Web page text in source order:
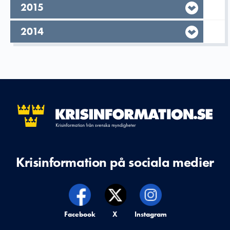
År,
2015
År,
2014
Krisinformation på sociala medier
Krisinformation på,
Facebook Krisinformation på,
X Krisinformation på,
Instagram